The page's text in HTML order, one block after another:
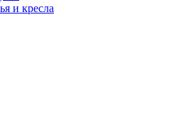
и кресла